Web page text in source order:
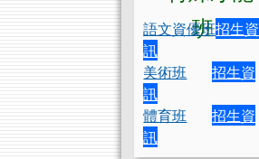
語文資優班招生資
訊
美術班
招生資
訊
體育班
招生資
訊